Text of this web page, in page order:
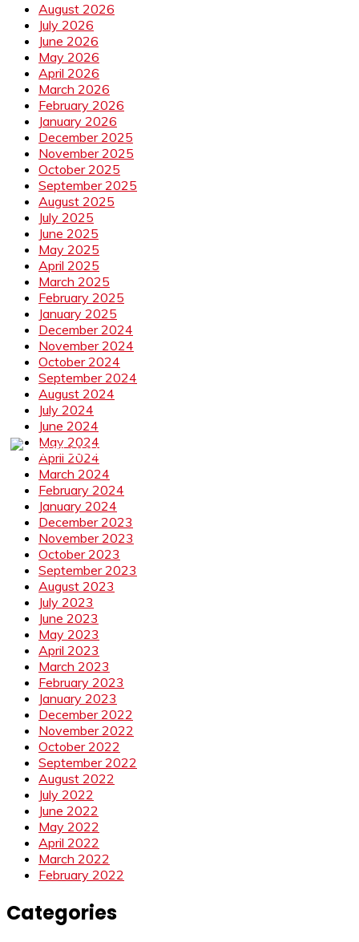
August 2026
July 2026
June 2026
May 2026
April 2026
March 2026
February 2026
January 2026
December 2025
November 2025
October 2025
September 2025
August 2025
July 2025
June 2025
May 2025
April 2025
March 2025
February 2025
January 2025
December 2024
November 2024
October 2024
September 2024
August 2024
July 2024
June 2024
May 2024
April 2024
March 2024
February 2024
January 2024
December 2023
November 2023
October 2023
September 2023
August 2023
July 2023
June 2023
May 2023
April 2023
March 2023
February 2023
January 2023
December 2022
November 2022
October 2022
September 2022
August 2022
July 2022
June 2022
May 2022
April 2022
March 2022
February 2022
Categories